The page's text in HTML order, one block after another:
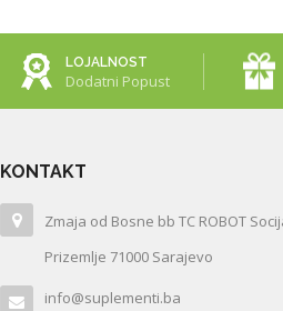
LOJALNOST
Dodatni Popust
KONTAKT
Zmaja od Bosne bb TC ROBOT
Prizemlje 71000 Sarajevo
info@suplementi.ba